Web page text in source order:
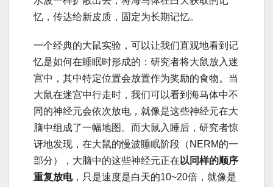
忆，传达给新皮质，固定为长期记忆。
一个经典的大鼠实验，可以让我们直观地看到记
忆是如何在睡眠时形成的：研究者将大鼠放入迷
宫中，其中特定位置会放置作为奖励的食物。当
大鼠在迷宫中行走时，我们可以看到海马体中不
同的神经元会依次放电，就像是这些神经元在大
脑中组成了一幅地图。而大鼠入睡后，研究者惊
讶地发现，在大鼠的慢波睡眠阶段（NERM的一
部分），大脑中的这些神经元正在 以同样的顺序
重复放电，只是速度是白天的10~20倍，就像是